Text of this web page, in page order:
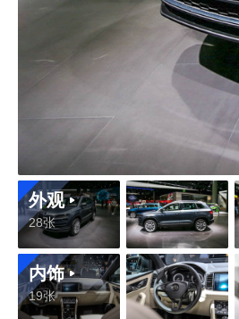
外观
28张
内饰
19张